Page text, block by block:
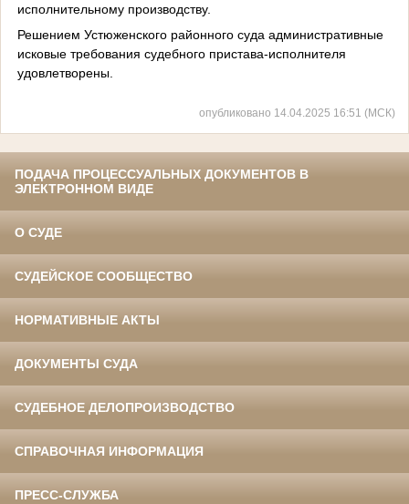
исполнительному производству.
Решением Устюженского районного суда административные
исковые требования судебного пристава-исполнителя
удовлетворены.
опубликовано 14.04.2025 16:51 (МСК)
ПОДАЧА ПРОЦЕССУАЛЬНЫХ ДОКУМЕНТОВ В
ЭЛЕКТРОННОМ ВИДЕ
О СУДЕ
СУДЕЙСКОЕ СООБЩЕСТВО
НОРМАТИВНЫЕ АКТЫ
ДОКУМЕНТЫ СУДА
СУДЕБНОЕ ДЕЛОПРОИЗВОДСТВО
СПРАВОЧНАЯ ИНФОРМАЦИЯ
ПРЕСС-СЛУЖБА